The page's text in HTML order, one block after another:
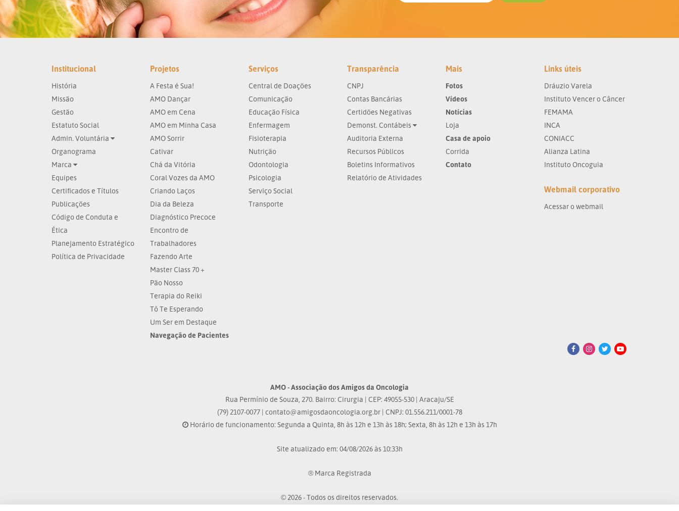
Institucional
História
Missão
Gestão
Estatuto Social
Admin. Voluntária
Organograma
Marca
Equipes
Certificados e Títulos
Publicações
Código de Conduta e
Ética
Planejamento Estratégico
Política de Privacidade
Projetos
A Festa é Sua!
AMO Dançar
AMO em Cena
AMO em Minha Casa
AMO Sorrir
Cativar
Chá da Vitória
Coral Vozes da AMO
Criando Laços
Dia da Beleza
Diagnóstico Precoce
Encontro de
Trabalhadores
Fazendo Arte
Master Class 70 +
Pão Nosso
Terapia do Reiki
Tô Te Esperando
Um Ser em Destaque
Navegação de Pacientes
Serviços
Central de Doações
Comunicação
Educação Física
Enfermagem
Fisioterapia
Nutrição
Odontologia
Psicologia
Serviço Social
Transporte
Transparência
CNPJ
Contas Bancárias
Certidões Negativas
Demonst. Contábeis
Auditoria Externa
Recursos Públicos
Boletins Informativos
Relatório de Atividades
Mais
Fotos
Vídeos
Notícias
Loja
Casa de apoio
Corrida
Contato
Links úteis
Dráuzio Varela
Instituto Vencer o Câncer
FEMAMA
INCA
CONIACC
Alianza Latina
Instituto Oncoguia
Webmail corporativo
Acessar o webmail
AMO - Associação dos Amigos da Oncologia
Rua Permínio de Souza, 270. Bairro: Cirurgia | CEP: 49055-530 | Aracaju/SE
(79) 2107-0077 | contato@amigosdaoncologia.org.br| CNPJ: 01.556.211/0001-78
Horário de funcionamento: Segunda a Quinta, 8h às 12h e 13h às 18h; Sexta, 8h às 12h e 13h às 17h
Site atualizado em: 04/08/2026 às 10:33h
® Marca Registrada
© 2026 - Todos os direitos reservados.